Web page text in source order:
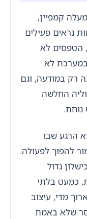
קמפיין,
נראים פעילים
הטפסים לא
לא
רק במודעה, וגם
החלשה
נוחת.
הרגע שבו
להפוך לפעולה.
גדול
כמעט בלתי
מדי, עיצוב
שלא באמת